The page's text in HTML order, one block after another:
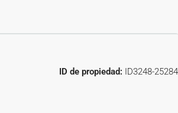
ID de propiedad: ID3248-25284